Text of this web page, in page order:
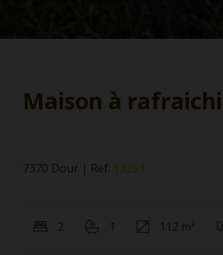
Maison à
7370 Dour | Ref: 13253
2 1 112 m²